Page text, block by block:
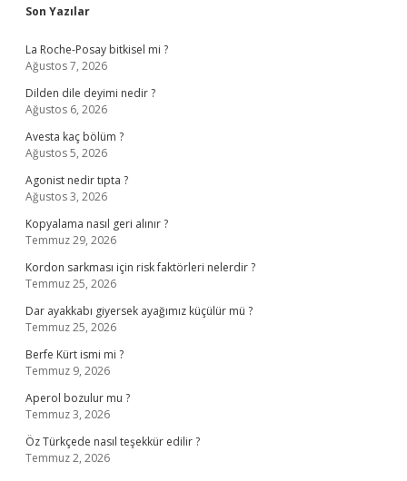
Sidebar
Son Yazılar
La Roche-Posay bitkisel mi ?
Ağustos 7, 2026
Dilden dile deyimi nedir ?
Ağustos 6, 2026
Avesta kaç bölüm ?
Ağustos 5, 2026
Agonist nedir tıpta ?
Ağustos 3, 2026
Kopyalama nasıl geri alınır ?
Temmuz 29, 2026
Kordon sarkması için risk faktörleri nelerdir ?
Temmuz 25, 2026
Dar ayakkabı giyersek ayağımız küçülür mü ?
Temmuz 25, 2026
Berfe Kürt ismi mi ?
Temmuz 9, 2026
Aperol bozulur mu ?
Temmuz 3, 2026
Öz Türkçede nasıl teşekkür edilir ?
Temmuz 2, 2026